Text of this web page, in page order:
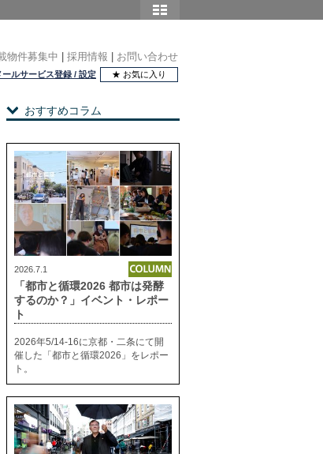
物件募集中 採用情報 お問い合わせ
ールサービス登録 / 設定 ★ お気に入り
おすすめコラム
2026.7.1
「都市と循環2026 都市は発酵
するのか？」イベント・レポー
ト
2026年5/14-16に京都・二条にて開
催した「都市と循環2026」をレポー
ト。